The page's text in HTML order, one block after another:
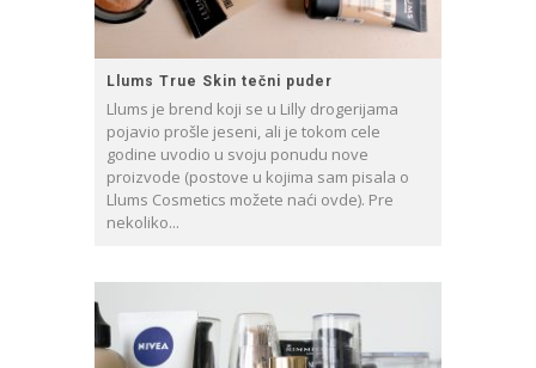
Llums True Skin tečni puder
Llums je brend koji se u Lilly drogerijama
pojavio prošle jeseni, ali je tokom cele
godine uvodio u svoju ponudu nove
proizvode (postove u kojima sam pisala o
Llums Cosmetics možete naći ovde). Pre
nekoliko...